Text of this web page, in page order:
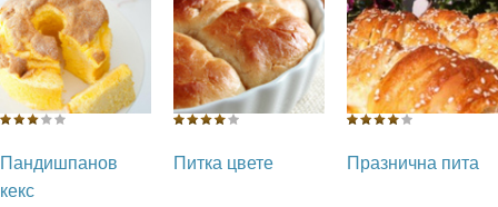
Пандишпанов
кекс
Питка цвете Празнична пита